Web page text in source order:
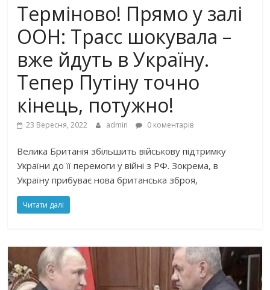
Терміново! Прямо у залі
ООН: Трасс шокувала –
вже йдуть в Україну.
Тепер Путіну точно
кінець, потужно!
23 Вересня, 2022 admin 0 коментарів
Велика Британія збільшить військову підтримку
України до її перемоги у війні з РФ. Зокрема, в
Україну прибуває нова британська зброя,
Читати далі